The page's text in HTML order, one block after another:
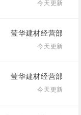
今天更新
莹华建材经营部
今天更新
莹华建材经营部
今天更新